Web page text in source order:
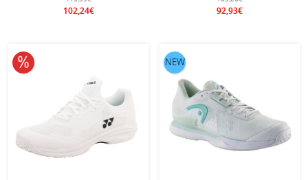
102,24€ 92,93€
10% obniżone NEW